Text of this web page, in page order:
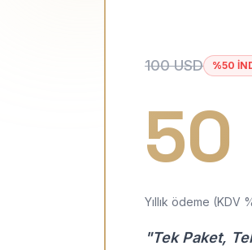
100 USD %50
50
Yıllık ödeme (KDV
"Tek Paket,